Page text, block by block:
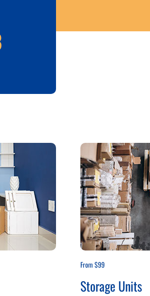
From $99
Storage Units